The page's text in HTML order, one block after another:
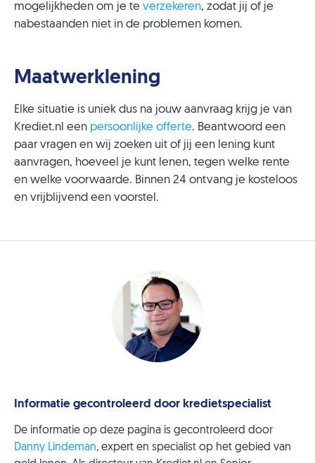
mogelijkheden om je te verzekeren, zodat jij of je
nabestaanden niet in de problemen komen.
Maatwerklening
Elke situatie is uniek dus na jouw aanvraag krijg je van
Krediet.nl een persoonlijke offerte. Beantwoord een
paar vragen en wij zoeken uit of jij een lening kunt
aanvragen, hoeveel je kunt lenen, tegen welke rente
en welke voorwaarde. Binnen 24 ontvang je kosteloos
en vrijblijvend een voorstel.
Informatie gecontroleerd door kredietspecialist
De informatie op deze pagina is gecontroleerd door
Danny Lindeman, expert en specialist op het gebied van